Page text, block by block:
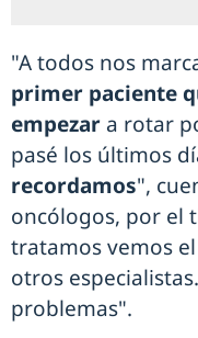
"A todos nos
primer paciente
empezar a rotar
pasé los últimos
recordamos",
oncólogos, por el
tratamos vemos
otros
problemas".